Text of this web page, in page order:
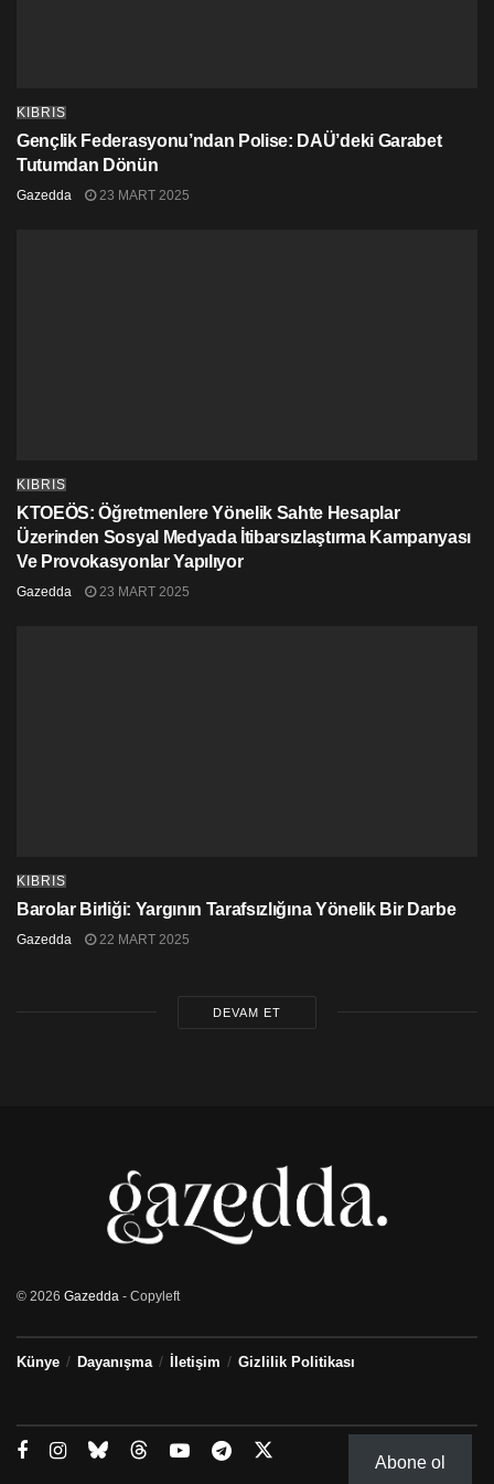
Makalenin orjinali :
mail.com/2018/08/05/too-much-legalese-and-not-
enough-social-ideals/
KIBRIS
Gençlik Federasyonu’ndan Polise: DAÜ’deki Garabet
Tutumdan Dönün
Gazedda 23 MART 2025
KIBRIS
KTOEÖS: Öğretmenlere Yönelik Sahte Hesaplar
Üzerinden Sosyal Medyada İtibarsızlaştırma Kampanyası
Ve Provokasyonlar Yapılıyor
Gazedda 23 MART 2025
KIBRIS
Barolar Birliği: Yargının Tarafsızlığına Yönelik Bir Darbe
Gazedda 22 MART 2025
DEVAM ET
© 2026 Gazedda - Copyleft
Künye Dayanışma İletişim Gizlilik Politikası
Abone ol